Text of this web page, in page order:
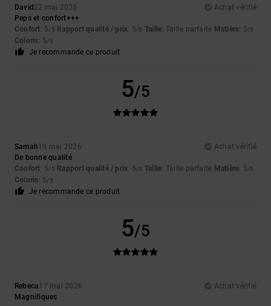
David 22 mai 2026
Achat vérifié
Peps et confort+++
Confort: 5/5 Rapport qualité / prix: 5/5 Taille: Taille parfaite Matière: 5/5
Coloris: 5/5
Je recommande ce produit
5/5
Samah19 mai 2026
Achat vérifié
De bonne qualité
Confort: 5/5 Rapport qualité / prix: 5/5 Taille: Taille parfaite Matière: 5/5
Coloris: 5/5
Je recommande ce produit
5/5
Rebeca17 mai 2026
Achat vérifié
Magnifiques